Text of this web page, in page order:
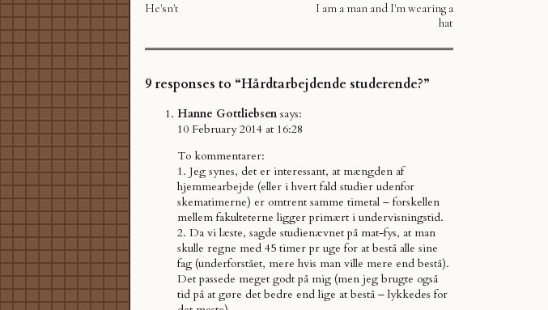
He'sn't
I am a man and I'm wearing a
hat
9 responses to “Hårdtarbejdende studerende?”
Hanne Gottliebsen says:
10 February 2014 at 16:28
To kommentarer:
1. Jeg synes, det er interessant, at mængden af
hjemmearbejde (eller i hvert fald studier udenfor
skematimerne) er omtrent samme timetal – forskellen
mellem fakulteterne ligger primært i undervisningstid.
2. Da vi læste, sagde studienævnet på mat-fys, at man
skulle regne med 45 timer pr uge for at bestå alle sine
fag (underforstået, mere hvis man ville mere end bestå).
Det passede meget godt på mig (men jeg brugte også
tid på at gøre det bedre end lige at bestå – lykkedes for